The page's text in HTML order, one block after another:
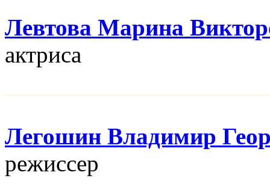
Левтова Марина
актриса
Легошин Владимир
режисcер